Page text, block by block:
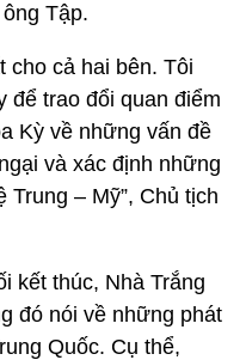
Tập.
cho cả hai bên. Tôi
để trao đổi quan điểm
Kỳ về những vấn đề
và xác định những
– Mỹ”, Chủ tịch
kết thúc, Nhà Trắng
đó nói về những phát
Quốc. Cụ thể,